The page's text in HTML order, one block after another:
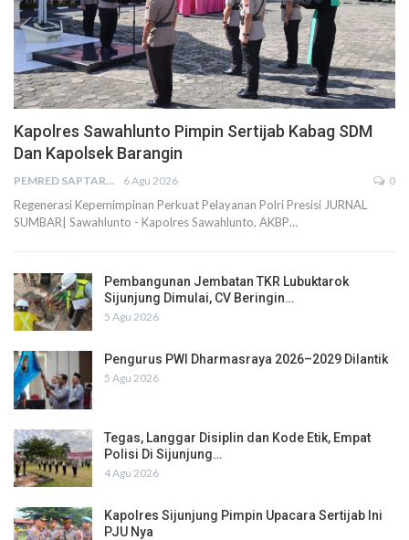
Kapolres Sawahlunto Pimpin Sertijab Kabag SDM
Dan Kapolsek Barangin
PEMRED SAPTARIUS 6 Agu 2026 0
Regenerasi Kepemimpinan Perkuat Pelayanan Polri Presisi JURNAL
SUMBAR| Sawahlunto - Kapolres Sawahlunto, AKBP…
Pembangunan Jembatan TKR Lubuktarok
Sijunjung Dimulai, CV Beringin…
5 Agu 2026
Pengurus PWI Dharmasraya 2026–2029 Dilantik
5 Agu 2026
Tegas, Langgar Disiplin dan Kode Etik, Empat
Polisi Di Sijunjung…
4 Agu 2026
Kapolres Sijunjung Pimpin Upacara Sertijab Ini
PJU Nya